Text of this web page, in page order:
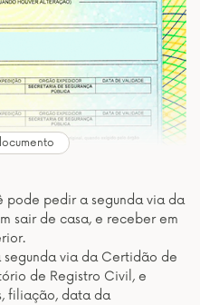
pode pedir a segunda via da
sair de casa, e receber em
via da Certidão de
de Registro Civil, e
filiação, data da